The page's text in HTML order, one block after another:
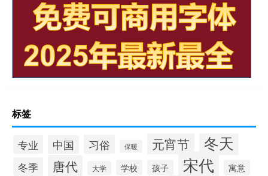
标签
专业 中国 习俗 保暖 元宵节 冬天
冬季 唐代 大学 学校 孩子 宋代 寓意